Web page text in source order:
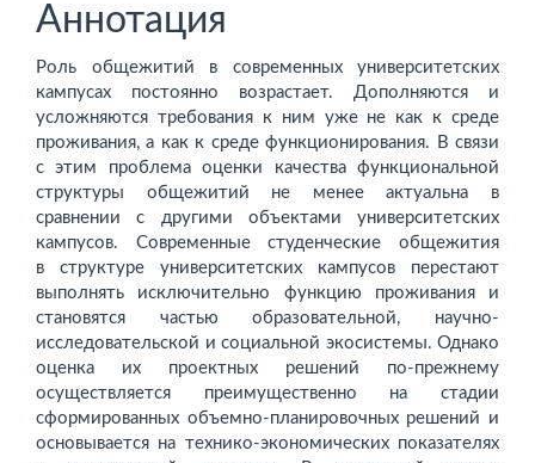
Аннотация
Роль общежитий в современных университетских
кампусах постоянно возрастает. Дополняются и
усложняются требования к ним уже не как к среде
проживания, а как к среде функционирования. В связи
с этим проблема оценки качества функциональной
структуры общежитий не менее актуальна в
сравнении с другими объектами университетских
кампусов. Современные студенческие общежития
в структуре университетских кампусов перестают
выполнять исключительно функцию проживания и
становятся частью образовательной, научно-
исследовательской и социальной эко­системы. Однако
оценка их проектных решений по-прежнему
осуществляется преимущественно на стадии
сформированных объемно-планировочных решений и
основывается на технико-экономических показателях